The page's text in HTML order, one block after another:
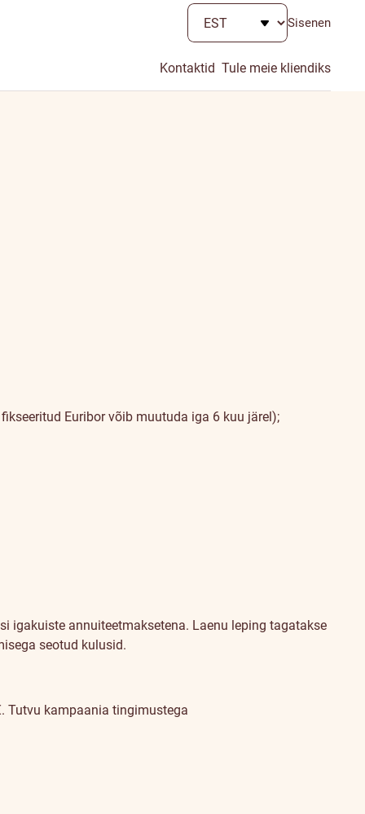
Sisenen
Kontaktid Tule meie kliendiks
Euribor võib muutuda iga 6 kuu järel);
igakuiste annuiteetmaksetena. Laenu leping tagatakse
seotud kulusid.
Tutvu kampaania tingimustega